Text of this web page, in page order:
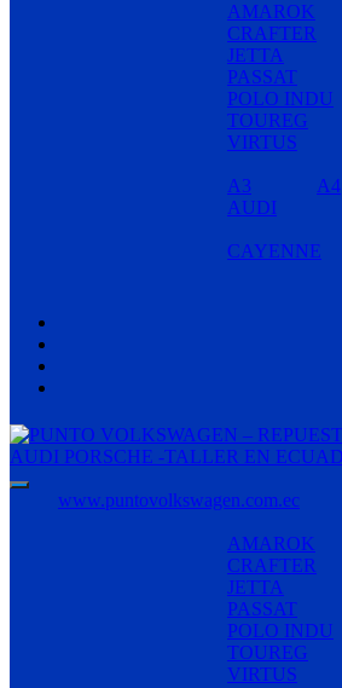
AMAROK
CRAFTER
JETTA
PASSAT
POLO INDU
TOUREG
VIRTUS
A3 A4
AUDI
CAYENNE
www.puntovolkswagen.com.ec
AMAROK
CRAFTER
JETTA
PASSAT
POLO INDU
TOUREG
VIRTUS